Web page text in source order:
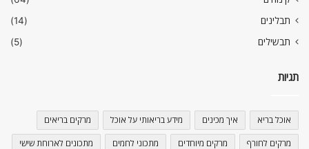
תבלינים
(14)
תבשילים
(5)
תגיות
אוכל בריא איך מכינים מידע בריאותי על אוכל מרקים בריאים
מרקים לחורף מרקים מיוחדים מתכוני לחמים מתכונים לארוחת שישי